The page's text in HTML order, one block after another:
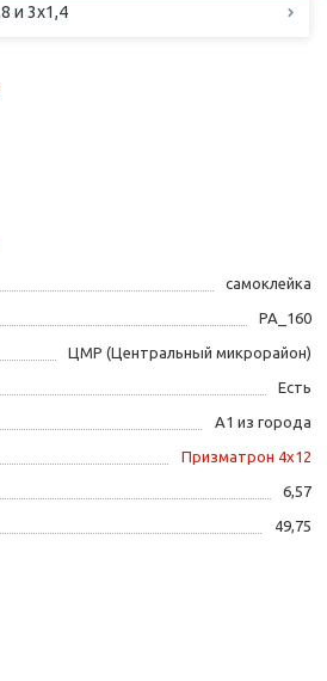
и 3х1,4
самоклейка
PA_160
ЦМР (Центральный микрорайон)
Есть
А1 из города
Призматрон 4х12
6,57
49,75